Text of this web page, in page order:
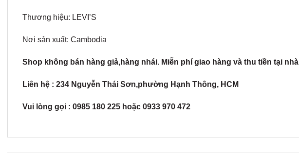
Thương hiệu: LEVI’S
Nơi sản xuất: Cambodia
Shop không bán hàng giả,hàng nhái. Miễn phí giao hàng và thu tiền tại nhà
Liên hệ : 234 Nguyễn Thái Sơn,phường Hạnh Thông, HCM
Vui lòng gọi : 0985 180 225 hoặc 0933 970 472